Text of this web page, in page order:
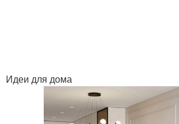
Идеи для дома